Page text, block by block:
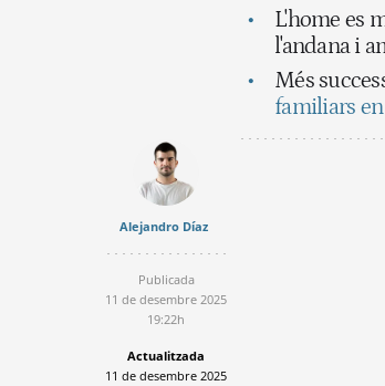
L'home es
l'andana i
Més
familiars
Alejandro Díaz
Publicada
11 de desembre 2025
19:22h
Actualitzada
11 de desembre 2025